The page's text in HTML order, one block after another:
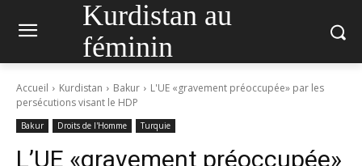
Kurdistan au
féminin
Accueil Kurdistan Bakur
L'UE «gravement préoccupée» par les
persécutions visant le HDP
Bakur Droits de l'Homme Turquie
L’UE «gravement préoccupée»